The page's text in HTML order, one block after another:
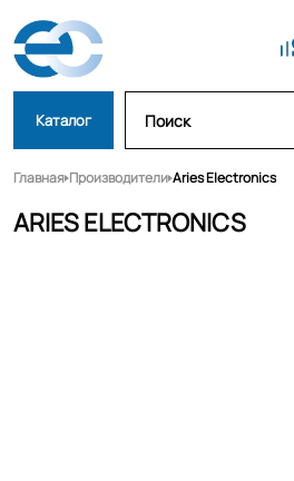
Каталог
Главная Производители Aries Electronics
ARIES ELECTRONICS